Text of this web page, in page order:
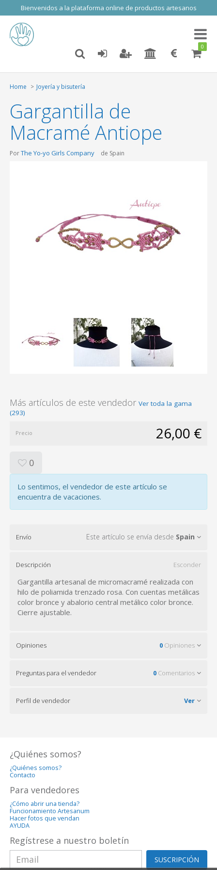
Bienvenidos a la plataforma online de productos artesanos
Toggle
0
Home Joyería y bisutería
Gargantilla de
Macramé Antiope
PorThe Yo-yo Girls Company de Spain
Más artículos de este vendedor Ver toda la gama
(293)
Precio 26,00 €
0
Lo sentimos, el vendedor de este artículo se
encuentra de vacaciones.
Envío Este artículo se envía desde Spain
Descripción Esconder
Gargantilla artesanal de micromacramé realizada con
hilo de poliamida trenzado rosa. Con cuentas metálicas
color bronce y abalorio central metálico color bronce.
Cierre ajustable.
Opiniones 0 Opiniones
Preguntas para el vendedor 0 Comentarios
Perfil de vendedor Ver
¿Quiénes somos?
¿Quiénes somos?
Contacto
Para vendedores
¿Cómo abrir una tienda?
Funcionamiento Artesanum
Hacer fotos que vendan
AYUDA
Regístrese a nuestro boletín
SUSCRIPCIÓN